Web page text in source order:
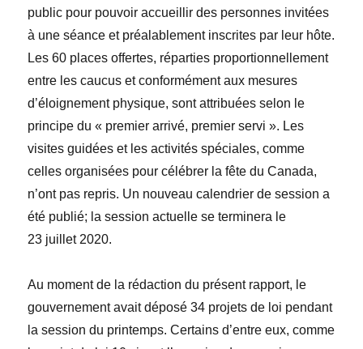
public pour pouvoir accueillir des personnes invitées
à une séance et préalablement inscrites par leur hôte.
Les 60 places offertes, réparties proportionnellement
entre les caucus et conformément aux mesures
d’éloignement physique, sont attribuées selon le
principe du « premier arrivé, premier servi ». Les
visites guidées et les activités spéciales, comme
celles organisées pour célébrer la fête du Canada,
n’ont pas repris. Un nouveau calendrier de session a
été publié; la session actuelle se terminera le
23 juillet 2020.
Au moment de la rédaction du présent rapport, le
gouvernement avait déposé 34 projets de loi pendant
la session du printemps. Certains d’entre eux, comme